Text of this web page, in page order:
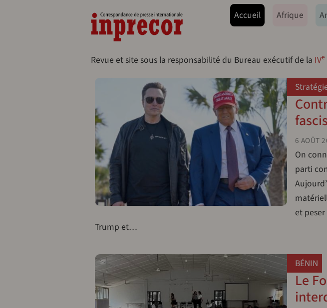
Navegação principal
Accueil Afrique
Revue et site sous la responsabilité du Bureau exécutif de la IVe
6 AOÛT
On
parti
et
Trump et…
BÉNIN
Le